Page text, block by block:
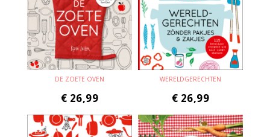
DE ZOETE OVEN
€ 26,99
WERELDGERECHTEN
€ 26,99